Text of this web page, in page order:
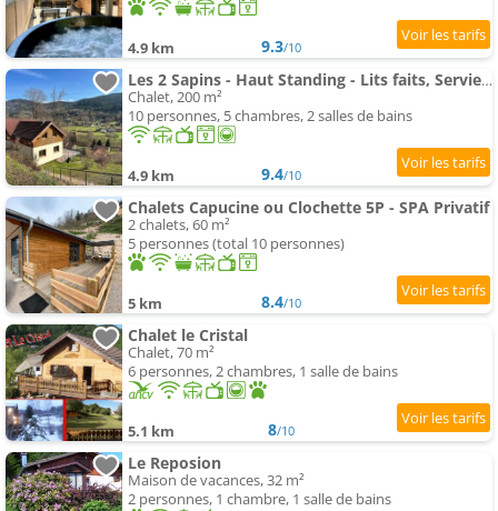
4.9 km 9.3/10
Les 2 Sapins - Haut Standing - Lits faits, Serviettes et ménage inclus
Chalet, 200 m²
10 personnes, 5 chambres, 2 salles de bains
4.9 km 9.4/10
Chalets Capucine ou Clochette 5P - SPA Privatif
2 chalets, 60 m²
5 personnes (total 10 personnes)
5 km 8.4/10
Chalet le Cristal
Chalet, 70 m²
6 personnes, 2 chambres, 1 salle de bains
5.1 km 8/10
Le Reposion
Maison de vacances, 32 m²
2 personnes, 1 chambre, 1 salle de bains